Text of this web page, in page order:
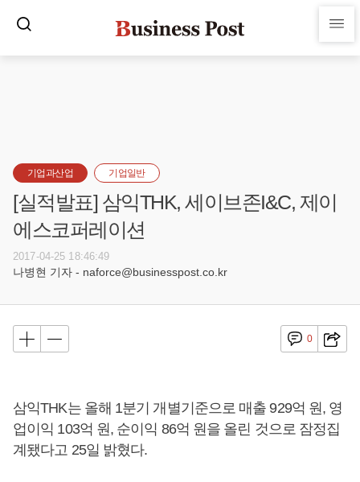
기업과산업 기업일반
[실적발표] 삼익THK, 세이브존I&C, 제이
에스코퍼레이션
2017-04-25 18:46:49
나병현 기자 - naforce@businesspost.co.kr
0
삼익THK는 올해 1분기 개별기준으로 매출 929억 원, 영
업이익 103억 원, 순이익 86억 원을 올린 것으로 잠정집
계됐다고 25일 밝혔다.